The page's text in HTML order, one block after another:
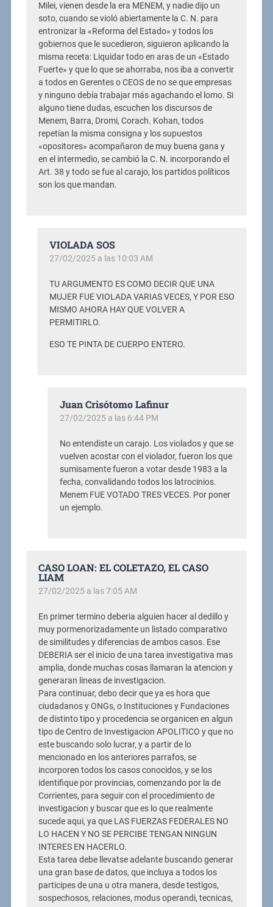
Milei, vienen desde la era MENEM, y nadie dijo un
soto, cuando se violó abiertamente la C. N. para
entronizar la «Reforma del Estado» y todos los
gobiernos que le sucedieron, siguieron aplicando la
misma receta: Liquidar todo en aras de un «Estado
Fuerte» y que lo que se ahorraba, nos iba a convertir
a todos en Gerentes o CEOS de no se que empresas
y ninguno debía trabajar más agachando el lomo. Si
alguno tiene dudas, escuchen los discursos de
Menem, Barra, Dromi, Corach. Kohan, todos
repetían la misma consigna y los supuestos
«opositores» acompañaron de muy buena gana y
en el intermedio, se cambió la C. N. incorporando el
Art. 38 y todo se fue al carajo, los partidos políticos
son los que mandan.
VIOLADA SOS
27/02/2025 a las 10:03 AM
TU ARGUMENTO ES COMO DECIR QUE UNA
MUJER FUE VIOLADA VARIAS VECES, Y POR ESO
MISMO AHORA HAY QUE VOLVER A
PERMITIRLO.
ESO TE PINTA DE CUERPO ENTERO.
Juan Crisótomo Lafinur
27/02/2025 a las 6:44 PM
No entendiste un carajo. Los violados y que se
vuelven acostar con el violador, fueron los que
sumisamente fueron a votar desde 1983 a la
fecha, convalidando todos los latrocinios.
Menem FUE VOTADO TRES VECES. Por poner
un ejemplo.
CASO LOAN: EL COLETAZO, EL CASO
LIAM
27/02/2025 a las 7:05 AM
En primer termino deberia alguien hacer al dedillo y
muy pormenorizadamente un listado comparativo
de similitudes y diferencias de ambos casos. Ese
DEBERIA ser el inicio de una tarea investigativa mas
amplia, donde muchas cosas llamaran la atencion y
generaran lineas de investigacion.
Para continuar, debo decir que ya es hora que
ciudadanos y ONGs, o Instituciones y Fundaciones
de distinto tipo y procedencia se organicen en algun
tipo de Centro de Investigacion APOLITICO y que no
este buscando solo lucrar, y a partir de lo
mencionado en los anteriores parrafos, se
incorporen todos los casos conocidos, y se los
identifique por provincias, comenzando por la de
Corrientes, para seguir con el procedimiento de
investigacion y buscar que es lo que realmente
sucede aqui, ya que LAS FUERZAS FEDERALES NO
LO HACEN Y NO SE PERCIBE TENGAN NINGUN
INTERES EN HACERLO.
Esta tarea debe llevatse adelante buscando generar
una gran base de datos, que incluya a todos los
participes de una u otra manera, desde testigos,
sospechosos, relaciones, modus operandi, tecnicas,